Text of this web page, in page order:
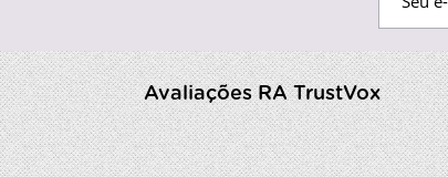
Avaliações RA TrustVox